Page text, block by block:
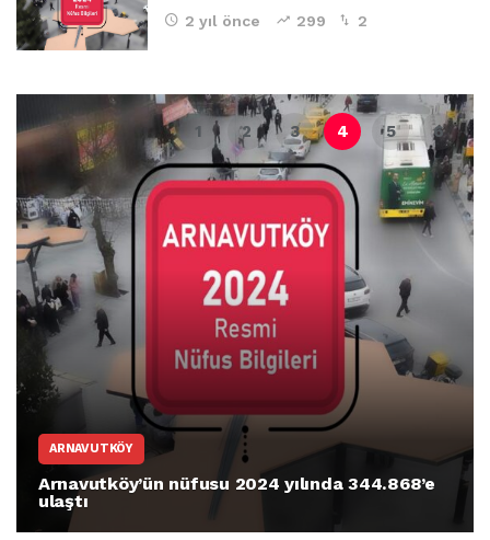
2 yıl önce 299 2
VIDEO GALERI
Arnavutköy Taşoluk’ta seyir halindeki
otomobil alev alev yandı.